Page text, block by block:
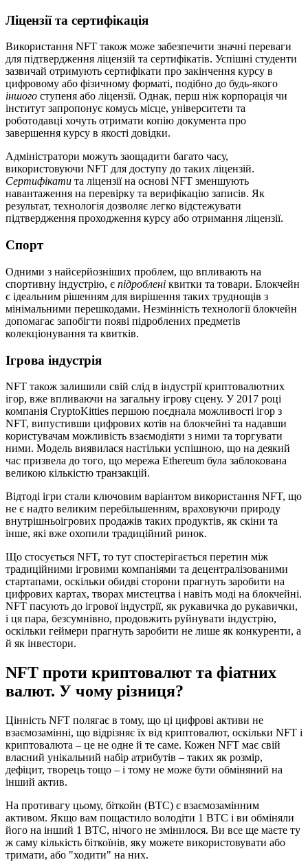
Ліцензії та сертифікація
Використання NFT також може забезпечити значні переваги
для підтвердження ліцензій та сертифікатів. Успішні студенти
зазвичай отримують сертифікати про закінчення курсу в
цифровому або фізичному форматі, подібно до будь-якого
іншого ступеня або ліцензії. Однак, перш ніж корпорація чи
інститут запропонує комусь місце, університети та
роботодавці хочуть отримати копію документа про
завершення курсу в якості довідки.
Адміністратори можуть заощадити багато часу,
використовуючи NFT для доступу до таких ліцензій.
Сертифікати та ліцензії на основі NFT зменшують
навантаження на перевірку та верифікацію записів. Як
результат, технологія дозволяє легко відстежувати
підтвердження проходження курсу або отримання ліцензії.
Спорт
Одними з найсерйозніших проблем, що впливають на
спортивну індустрію, є підроблені квитки та товари. Блокчейн
є ідеальним рішенням для вирішення таких труднощів з
мінімальними перешкодами. Незмінність технології блокчейн
допомагає запобігти появі підроблених предметів
колекціонування та квитків.
Ігрова індустрія
NFT також залишили свій слід в індустрії криптовалютних
ігор, вже впливаючи на загальну ігрову сцену. У 2017 році
компанія CryptoKitties першою поєднала можливості ігор з
NFT, випустивши цифрових котів на блокчейні та надавши
користувачам можливість взаємодіяти з ними та торгувати
ними. Модель виявилася настільки успішною, що на деякий
час призвела до того, що мережа Ethereum була заблокована
великою кількістю транзакцій.
Відтоді ігри стали ключовим варіантом використання NFT, що
не є надто великим перебільшенням, враховуючи природу
внутрішньоігрових продажів таких продуктів, як скіни та
інше, які вже охопили традиційний ринок.
Що стосується NFT, то тут спостерігається перетин між
традиційними ігровими компаніями та децентралізованими
стартапами, оскільки обидві сторони прагнуть заробити на
цифрових картах, творах мистецтва і навіть моді на блокчейні.
NFT пасують до ігрової індустрії, як рукавичка до рукавички,
і ця пара, безсумнівно, продовжить руйнувати індустрію,
оскільки геймери прагнуть заробити не лише як конкуренти, а
й як інвестори.
NFT проти криптовалют та фіатних
валют. У чому різниця?
Цінність NFT полягає в тому, що ці цифрові активи не
взаємозамінні, що відрізняє їх від криптовалют, оскільки NFT і
криптовалюта – це не одне й те саме. Кожен NFT має свій
власний унікальний набір атрибутів – таких як розмір,
дефіцит, творець тощо – і тому не може бути обміняний на
інший актив.
На противагу цьому, біткойн (BTC) є взаємозамінним
активом. Якщо вам пощастило володіти 1 BTC і ви обміняли
його на інший 1 BTC, нічого не змінилося. Ви все ще маєте ту
ж саму кількість біткоїнів, яку можете використовувати або
тримати, або "ходити" на них.